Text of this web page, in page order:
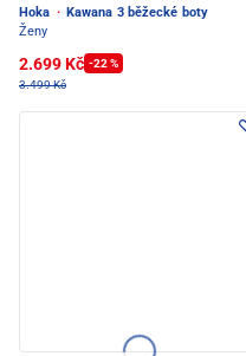
Hoka · Kawana 3 běžecké boty
Ženy
2.699 Kč -22 %
3.499 Kč